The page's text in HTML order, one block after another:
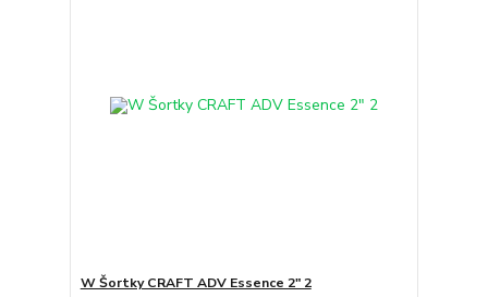
W Šortky CRAFT ADV Essence 2" 2